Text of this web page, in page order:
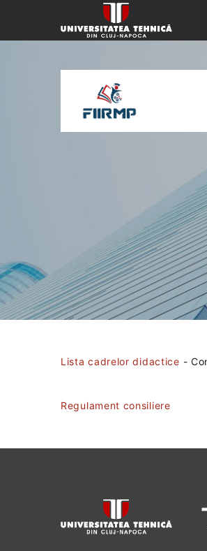
Lista cadrelor didactice -
Regulament consiliere